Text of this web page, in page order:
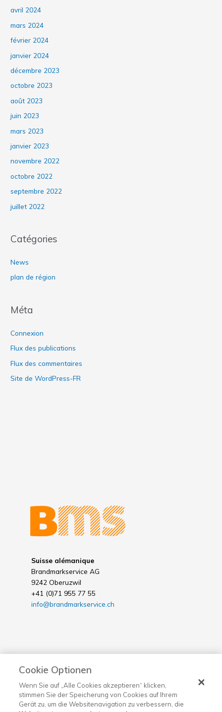
avril 2024
mars 2024
février 2024
janvier 2024
décembre 2023
octobre 2023
août 2023
juin 2023
mars 2023
janvier 2023
novembre 2022
octobre 2022
septembre 2022
juillet 2022
Catégories
News
plan de région
Méta
Connexion
Flux des publications
Flux des commentaires
Site de WordPress-FR
Suisse alémanique
Brandmarkservice AG
9242 Oberuzwil
+41 (0)71 955 77 55
info@brandmarkservice.ch
Suisse romande
Brandmarkservice SA
1530 Payerne
+41 (0)26 662 90 00
Cookie Optionen
Wenn Sie auf „Alle Cookies akzeptieren“ klicken,
stimmen Sie der Speicherung von Cookies auf Ihrem
Gerät zu, um die Websitenavigation zu verbessern, die